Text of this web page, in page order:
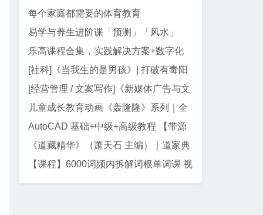
【全138集】
每个家庭都需要的体育教育
易学与养生进阶课「预测」「风水」
「面相」迷罗授课
乐高课程合集，实践解决方案+数字化
教学资源
[社科]《当我生的是男孩》| 打破有毒阳
刚气质的女性主义养育指南
[经营管理 / 文案写作]《新媒体广告与文
案写作》| AI 时代文案创作指南
儿童成长教育动画《轰隆隆》系列｜全
20部213集，覆盖工程/交通...
AutoCAD 基础+中级+高级教程 【带源
码课件】
《道藏精华》（萧天石 主编）｜道家典
籍珍藏集
【课程】6000词频内拆解词根单词课 视
频+讲义